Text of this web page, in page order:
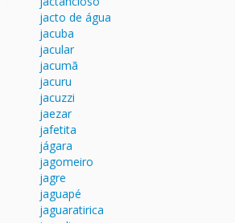
jacto de água
jacuba
jacular
jacumã
jacuru
jacuzzi
jaezar
jafetita
jágara
jagomeiro
jagre
jaguapé
jaguaratirica